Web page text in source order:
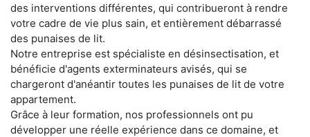
des interventions différentes, qui contribueront à rendre
votre cadre de vie plus sain, et entièrement débarrassé
des punaises de lit.
Notre entreprise est spécialiste en désinsectisation, et
bénéficie d'agents exterminateurs avisés, qui se
chargeront d'anéantir toutes les punaises de lit de votre
appartement.
Grâce à leur formation, nos professionnels ont pu
développer une réelle expérience dans ce domaine, et